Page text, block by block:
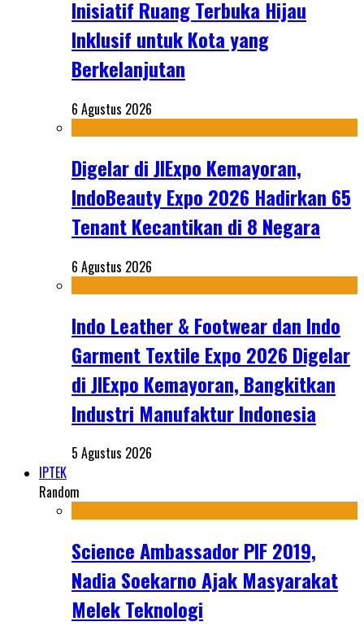
Inisiatif Ruang Terbuka Hijau
Inklusif untuk Kota yang
Berkelanjutan
6 Agustus 2026
Digelar di JIExpo Kemayoran,
IndoBeauty Expo 2026 Hadirkan 65
Tenant Kecantikan di 8 Negara
6 Agustus 2026
Indo Leather & Footwear dan Indo
Garment Textile Expo 2026 Digelar
di JIExpo Kemayoran, Bangkitkan
Industri Manufaktur Indonesia
5 Agustus 2026
IPTEK
Random
Science Ambassador PIF 2019,
Nadia Soekarno Ajak Masyarakat
Melek Teknologi